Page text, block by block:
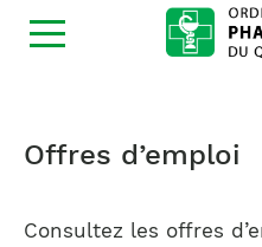
Ouvrir
la
Offres d’emploi
Consultez les offres